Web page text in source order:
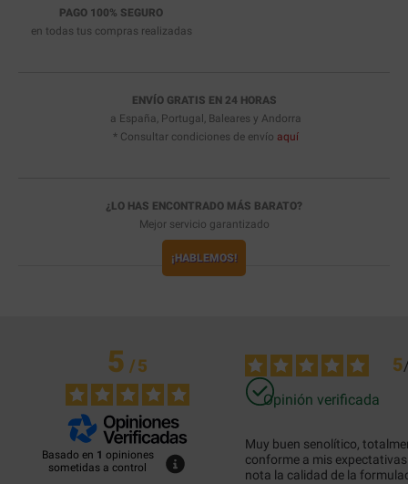
PAGO 100% SEGURO
en todas tus compras realizadas
ENVÍO GRATIS EN 24 HORAS
a España, Portugal, Baleares y Andorra
* Consultar condiciones de envío aquí
¿LO HAS ENCONTRADO MÁS BARATO?
Mejor servicio garantizado
¡HABLEMOS!
5/5
Basado en 1 opiniones
sometidas a control
5
Opinión verificada
Muy buen senolítico,
conforme a mis
nota la calidad de la